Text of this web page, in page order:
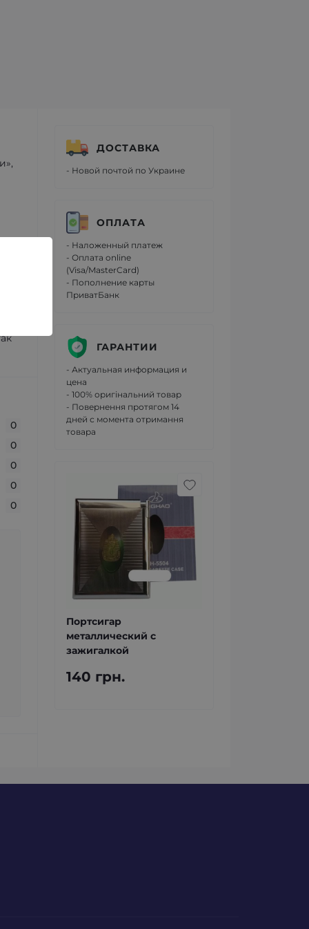
0
0
0
0
0
ДОСТАВКА
- Новой почтой по Украине
ОПЛАТА
- Наложенный платеж
- Оплата online
(Visa/MasterCard)
- Пополнение карты
ПриватБанк
ГАРАНТИИ
- Актуальная информация и
цена
- 100% оригінальний товар
- Повернення протягом 14
дней с момента отримання
товара
Портсигар
металлический с
зажигалкой
140 грн.